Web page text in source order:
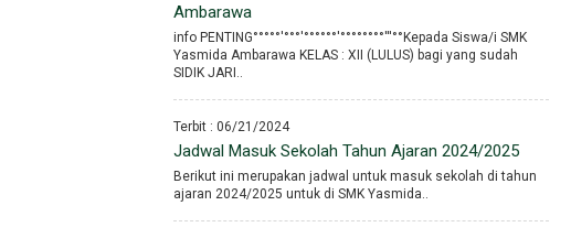
Ambarawa
info PENTING°°°°°′°°°′°°°°°°′°°°°°°°°′′′°°Kepada Siswa/i SMK
Yasmida Ambarawa KELAS : XII (LULUS) bagi yang sudah
SIDIK JARI..
Terbit : 06/21/2024
Jadwal Masuk Sekolah Tahun Ajaran 2024/2025
Berikut ini merupakan jadwal untuk masuk sekolah di tahun
ajaran 2024/2025 untuk di SMK Yasmida..